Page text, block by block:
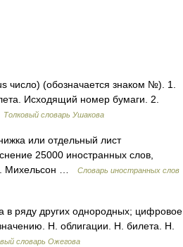
(обозначается знаком №). 1.
Исходящий номер бумаги. 2.
Толковый словарь Ушакова
или отдельный лист
25000 иностранных слов,
Михельсон …
Словарь иностранных слов
ряду других однородных; цифровое
Н. облигации. Н. билета. Н.
словарь Ожегова